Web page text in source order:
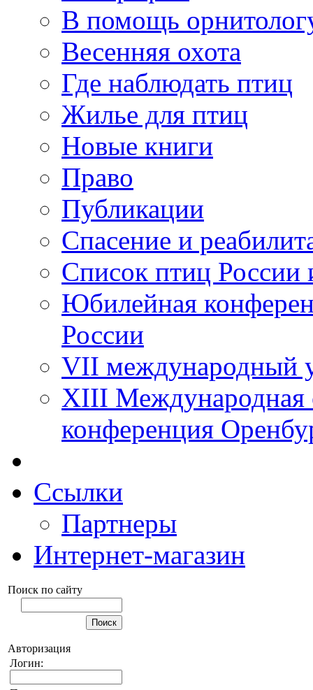
В помощь
Весенняя охота
Где наблюдать птиц
Жилье для птиц
Новые книги
Право
Публикации
Спасение и
Список птиц России
Юбилейная
России
VII международный
XIII Международная
конференция
Ссылки
Партнеры
Интернет-магазин
Поиск по сайту
Авторизация
Логин: